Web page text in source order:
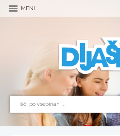
MENI